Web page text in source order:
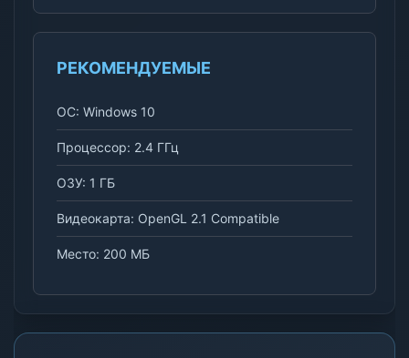
РЕКОМЕНДУЕМЫЕ
ОС: Windows 10
Процессор: 2.4 ГГц
ОЗУ: 1 ГБ
Видеокарта: OpenGL 2.1 Compatible
Место: 200 МБ